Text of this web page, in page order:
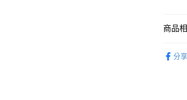
１．於
付」結
／
每筆
每筆
商品
分享